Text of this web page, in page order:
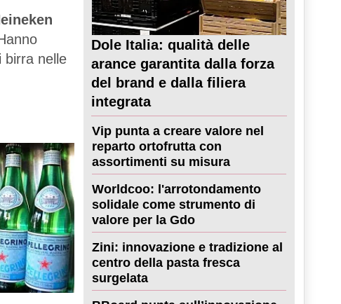
birra nelle
Dole Italia: qualità delle
arance garantita dalla forza
del brand e dalla filiera
integrata
Vip punta a creare valore nel
reparto ortofrutta con
assortimenti su misura
Worldcoo: l'arrotondamento
solidale come strumento di
valore per la Gdo
Zini: innovazione e tradizione al
centro della pasta fresca
surgelata